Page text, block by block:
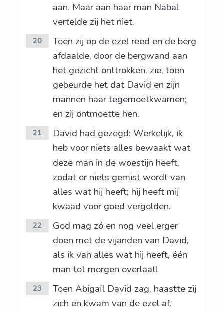
aan. Maar aan haar man Nabal
vertelde zij het niet.
20
Toen zij op de ezel reed en de berg
afdaalde, door de bergwand aan
het gezicht onttrokken, zie, toen
gebeurde het dat David en zijn
mannen haar tegemoetkwamen;
en zij ontmoette hen.
21
David had gezegd: Werkelijk, ik
heb voor niets alles bewaakt wat
deze man in de woestijn heeft,
zodat er niets gemist wordt van
alles wat hij heeft; hij heeft mij
kwaad voor goed vergolden.
22
God mag zó en nog veel erger
doen met de vijanden van David,
als ik van alles wat hij heeft, één
man tot morgen overlaat!
23
Toen Abigaïl David zag, haastte zij
zich en kwam van de ezel af.